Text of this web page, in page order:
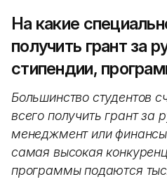
На какие
получить грант за
стипендии,
Большинство студентов
всего получить грант за
менеджмент или
самая высокая
программы подаются